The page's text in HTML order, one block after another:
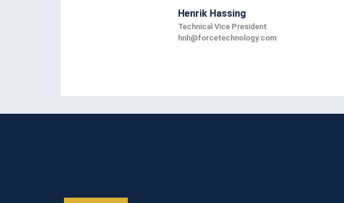
Henrik Hassing
Technical Vice President
hnh@forcetechnology.com